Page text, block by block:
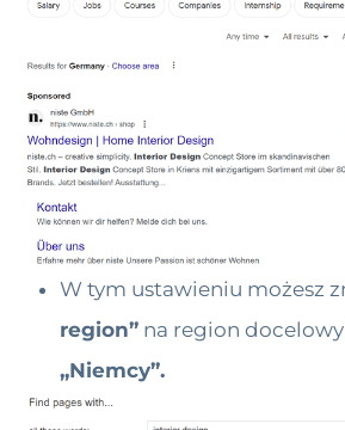
W tym ustawieniu możesz
region” na region
„Niemcy”.